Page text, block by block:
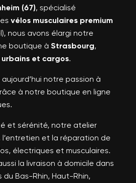
(67), spécialisé
vélos musculaires premium
nous avons élargi notre
boutique à Strasbourg,
urbains et cargos.
notre passion à
à notre boutique en ligne
et sérénité, notre atelier
l’entretien et la réparation de
électriques et musculaires.
la livraison à domicile dans
Bas-Rhin, Haut-Rhin,